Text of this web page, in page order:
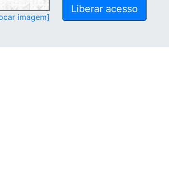
imagem]